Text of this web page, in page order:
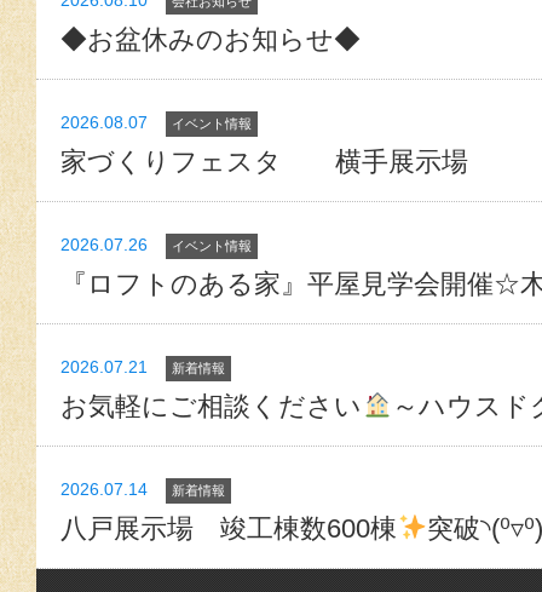
◆お盆休みのお知らせ◆
2026.08.07 イベント情報
家づくりフェスタ 横手展示場
2026.07.26 イベント情報
『ロフトのある家』平屋見学会開催☆
2026.07.21 新着情報
お気軽にご相談ください ～ハウスド
2026.07.14 新着情報
八戸展示場 竣工棟数600棟 突破